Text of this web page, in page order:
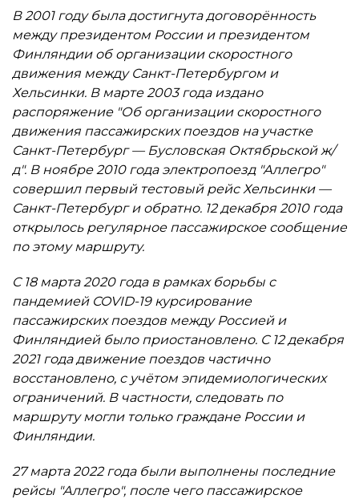
В 2001 году была достигнута договорённость
между президентом России и президентом
Финляндии об организации скоростного
движения между Санкт-Петербургом и
Хельсинки. В марте 2003 года издано
распоряжение "Об организации скоростного
движения пассажирских поездов на участке
Санкт-Петербург — Бусловская Октябрьской ж/
д". В ноябре 2010 года электропоезд "Аллегро"
совершил первый тестовый рейс Хельсинки —
Санкт-Петербург и обратно. 12 декабря 2010 года
открылось регулярное пассажирское сообщение
по этому маршруту.
C 18 марта 2020 года в рамках борьбы с
пандемией COVID-19 курсирование
пассажирских поездов между Россией и
Финляндией было приостановлено. С 12 декабря
2021 года движение поездов частично
восстановлено, с учётом эпидемиологических
ограничений. В частности, следовать по
маршруту могли только граждане России и
Финляндии.
27 марта 2022 года были выполнены последние
рейсы "Аллегро", после чего пассажирское